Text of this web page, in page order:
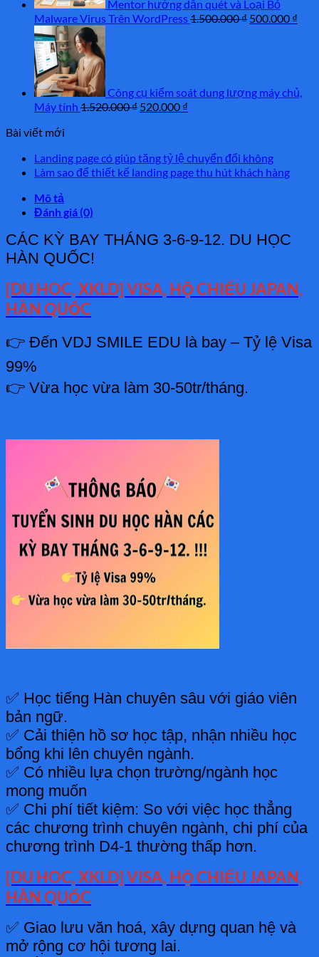
Mentor hướng dẫn quét và Loại Bỏ
Malware Virus Trên WordPress1.500.000₫ Giá
500.000 ₫
Công cụ kiểm soát dung lượng máy chủ,
Máy tính 1.520.000₫ Giá
520.000 ₫
520.000 ₫.
Bài viết mới
Landing page có giúp tăng tỷ lệ chuyển đổi không
Làm sao để thiết kế landing page thu hút khách hàng
Mô tả
Đánh giá (0)
CÁC KỲ BAY THÁNG 3-6-9-12. DU HỌC
HÀN QUỐC!
[DU HOC, XKLD] VISA, HỘ CHIẾU JAPAN,
HÀN QUỐC
👉 Đến VDJ SMILE EDU là bay – Tỷ lệ Visa
99%
👉 Vừa học vừa làm 30-50tr/tháng.
✅ Học tiếng Hàn chuyên sâu với giáo viên
bản ngữ.
✅ Cải thiện hồ sơ học tập, nhận nhiều học
bổng khi lên chuyên ngành.
✅ Có nhiều lựa chọn trường/ngành học
mong muốn
✅ Chi phí tiết kiệm: So với việc học thẳng
các chương trình chuyên ngành, chi phí của
chương trình D4-1 thường thấp hơn.
[DU HOC, XKLD] VISA, HỘ CHIẾU JAPAN,
HÀN QUỐC
✅ Giao lưu văn hoá, xây dựng quan hệ và
mở rộng cơ hội tương lai.